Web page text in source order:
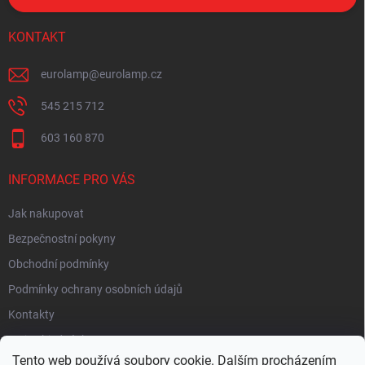
Tento web používá soubory cookie. Dalším procházením
KONTAKT
eurolamp@eurolamp.cz
545 215 712
603 160 870
INFORMACE PRO VÁS
Jak nakupovat
Bezpečnostní pokyny
Obchodní podmínky
Podmínky ochrany osobních údajů
Kontakty
Moje objednávka